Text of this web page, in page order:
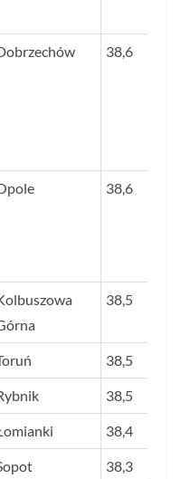
38,6
38,6
38,5
38,5
38,5
38,4
38,3